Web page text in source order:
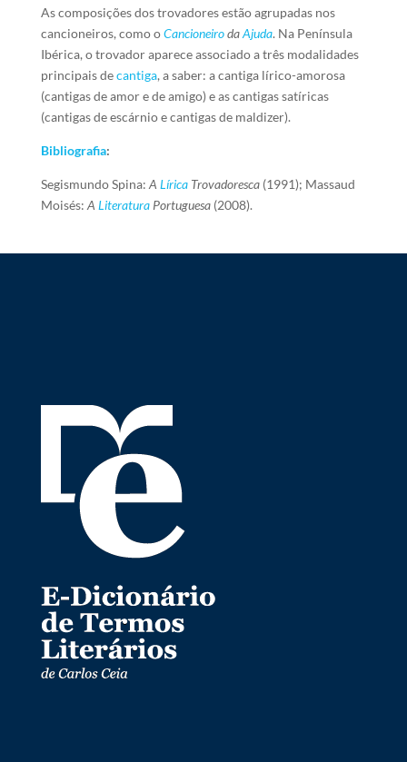
As composições dos trovadores estão agrupadas nos
cancioneiros, como oCancioneirodaAjuda. Na Península
Ibérica, o trovador aparece associado a três modalidades
principais decantiga, a saber: a cantiga lírico-amorosa
(cantigas de amor e de amigo) e as cantigas satíricas
(cantigas de escárnio e cantigas de maldizer).
Bibliografia:
Segismundo Spina: A LíricaTrovadoresca(1991); Massaud
Moisés: A LiteraturaPortuguesa(2008).